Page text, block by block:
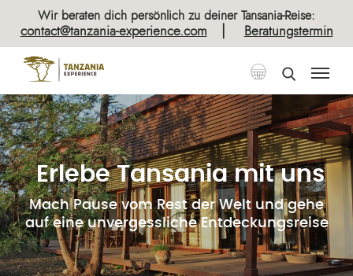
Wir beraten dich persönlich zu deiner Tansania-Reise:
contact@tanzania-experience.com Beratungstermin
Erlebe Tansania mit uns
Mach Pause vom Rest der Welt und gehe
auf eine unvergessliche Entdeckungsreise